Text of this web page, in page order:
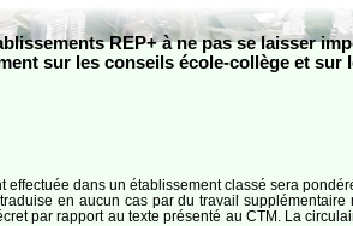
REP+ à ne pas se laisser
sur les conseils école-collège et sur
dans un établissement classé sera
en aucun cas par du travail
par rapport au texte présenté au CTM. La